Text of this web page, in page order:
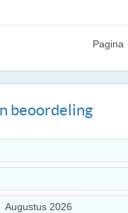
Pagina
beoordeling
Augustus 2026